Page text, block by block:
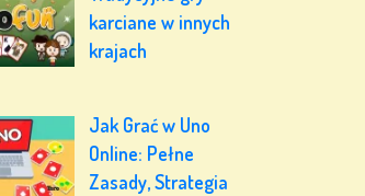
karciane w innych
krajach
Jak Grać w Uno
Online: Pełne
Zasady, Strategia